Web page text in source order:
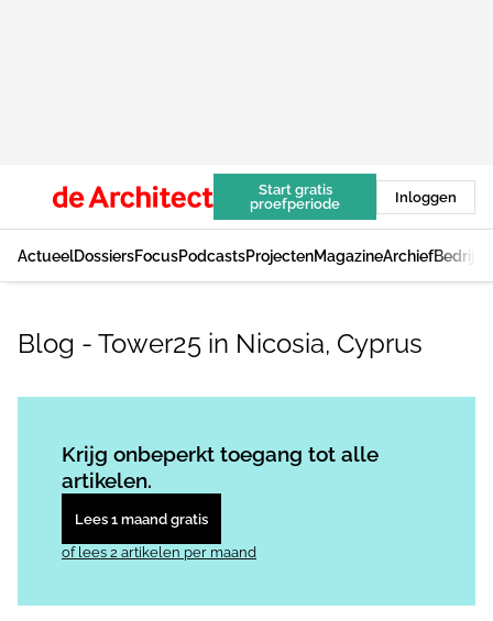
Start gratis
proefperiode
Inloggen
ActueelDossiersFocusPodcastsProjectenMagazineArchief
Blog - Tower25 in Nicosia, Cyprus
Krijg onbeperkt toegang tot alle
artikelen.
Lees 1 maand gratis
of lees 2 artikelen per maand